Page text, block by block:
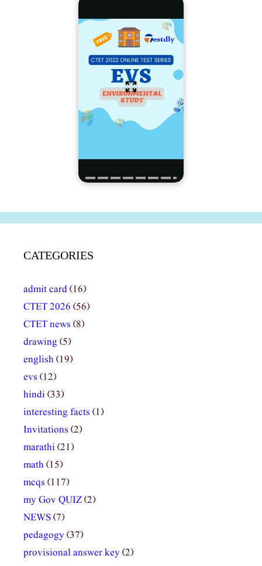
CATEGORIES
admit card(16)
CTET 2026 (56)
CTET news (8)
drawing (5)
english(19)
evs (12)
hindi(33)
interesting facts (1)
Invitations (2)
marathi(21)
math(15)
mcqs (117)
my Gov QUIZ(2)
NEWS(7)
pedagogy(37)
provisional answer key(2)